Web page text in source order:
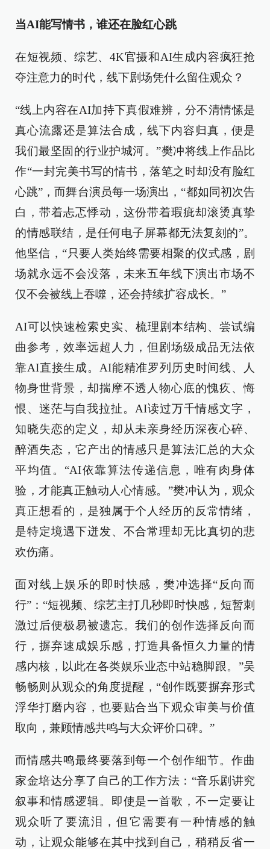
当AI能写情书，谁还在脸红心跳
在短视频、综艺、4K官摄和AI生成内容疯狂抢
夺注意力的时代，线下剧场凭什么留住观众？
“线上内容在AI加持下真假难辨，分不清情愫是
真心流露还是算法合成，线下内容归真，便是
我们最坚固的行业护城河。”樊冲将线上作品比
作“一封完美书写的情书，落笔之时却没有脸红
心跳”，而舞台演员每一场演出，“都如同初次告
白，带着忐忑悸动，这份带着瑕疵却滚烫真挚
的情感联结，是任何电子屏幕都无法复刻的”。
他坚信，“只要人类始终需要相聚的仪式感，剧
场就永远不会没落，未来五年线下演出市场不
仅不会被线上吞噬，还会持续扩容成长。”
AI可以快速检索史实、梳理剧本结构、尝试编
曲参考，效率远超人力，但剧场级成品无法依
靠AI直接生成。AI能精准罗列历史时间线、人
物身世背景，却揣摩不透人物心底的愧疚、悔
恨、迷茫与自我拉扯。AI读过万千情感文字，
知晓失恋的定义，却从未亲身经历深夜心碎、
醉酒失态，它产出的情感只是算法汇总的大众
平均值。“AI依靠算法传递信息，唯有肉身体
验，才能真正触动人心情感。”樊冲认为，观众
真正想看的，是独属于个人经历的反常情绪，
是特定境遇下迸发、不合常理却无比真切的悲
欢伤痛。
面对线上娱乐的即时快感，樊冲选择“反向而
行”：“短视频、综艺主打几秒即时快感，短暂刺
激过后便极易被遗忘。我们的创作选择反向而
行，摒弃速成娱乐感，打造具备恒久力量的情
感内核，以此在各类娱乐业态中站稳脚跟。”吴
畅畅则从观众的角度提醒，“创作既要摒弃形式
浮华打磨内容，也要贴合当下观众审美与价值
取向，兼顾情感共鸣与大众评价口碑。”
而情感共鸣最终要落到每一个创作细节。作曲
家金培达分享了自己的工作方法：“音乐剧讲究
叙事和情感逻辑。即使是一首歌，不一定要让
观众听了要流泪，但它需要有一种情感的触
动，让观众能够在其中找到自己，稍稍反省一